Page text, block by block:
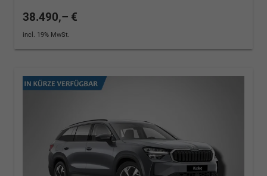
38.490,– €
incl. 19% MwSt.